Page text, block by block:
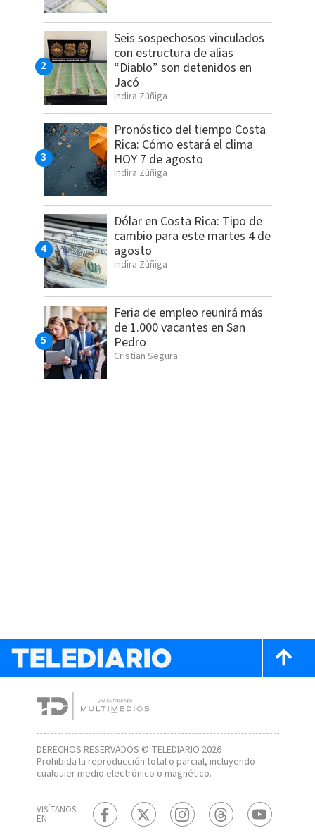
Seis sospechosos vinculados
con estructura de alias
“Diablo” son detenidos en
Jacó
Indira Zúñiga
Pronóstico del tiempo Costa
Rica: Cómo estará el clima
HOY 7 de agosto
Indira Zúñiga
Dólar en Costa Rica: Tipo de
cambio para este martes 4 de
agosto
Indira Zúñiga
Feria de empleo reunirá más
de 1.000 vacantes en San
Pedro
Cristian Segura
DERECHOS RESERVADOS © TELEDIARIO 2026
Prohibida la reproducción total o parcial, incluyendo
cualquier medio electrónico o magnético.
VISÍTANOS
EN